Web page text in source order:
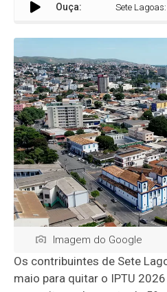
Ouça:Sete Lagoas: prazo
Imagem do Google
Os contribuintes de Sete
maio para quitar o IPTU